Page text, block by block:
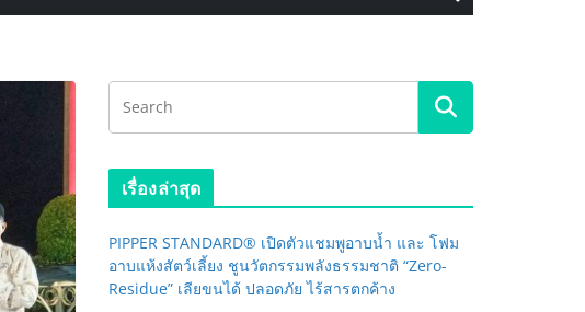
เรื่องล่าสุด
PIPPER STANDARD® เปิดตัวแชมพูอาบน้ำ และ โฟม
อาบแห้งสัตว์เลี้ยง ชูนวัตกรรมพลังธรรมชาติ “Zero-
Residue” เลียขนได้ ปลอดภัย ไร้สารตกค้าง